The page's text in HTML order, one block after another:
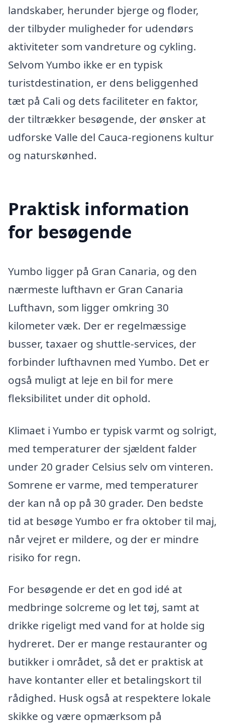
landskaber, herunder bjerge og floder,
der tilbyder muligheder for udendørs
aktiviteter som vandreture og cykling.
Selvom Yumbo ikke er en typisk
turistdestination, er dens beliggenhed
tæt på Cali og dets faciliteter en faktor,
der tiltrækker besøgende, der ønsker at
udforske Valle del Cauca-regionens kultur
og naturskønhed.
Praktisk information
for besøgende
Yumbo ligger på Gran Canaria, og den
nærmeste lufthavn er Gran Canaria
Lufthavn, som ligger omkring 30
kilometer væk. Der er regelmæssige
busser, taxaer og shuttle-services, der
forbinder lufthavnen med Yumbo. Det er
også muligt at leje en bil for mere
fleksibilitet under dit ophold.
Klimaet i Yumbo er typisk varmt og solrigt,
med temperaturer der sjældent falder
under 20 grader Celsius selv om vinteren.
Somrene er varme, med temperaturer
der kan nå op på 30 grader. Den bedste
tid at besøge Yumbo er fra oktober til maj,
når vejret er mildere, og der er mindre
risiko for regn.
For besøgende er det en god idé at
medbringe solcreme og let tøj, samt at
drikke rigeligt med vand for at holde sig
hydreret. Der er mange restauranter og
butikker i området, så det er praktisk at
have kontanter eller et betalingskort til
rådighed. Husk også at respektere lokale
skikke og være opmærksom på